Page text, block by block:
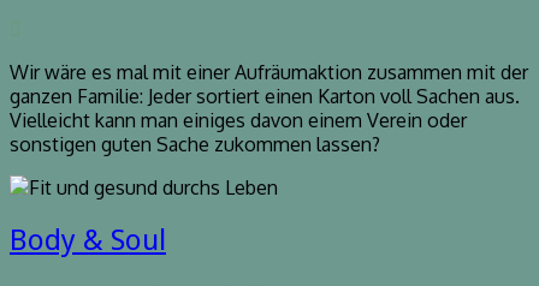
Wir wäre es mal mit einer Aufräumaktion zusammen mit der
ganzen Familie: Jeder sortiert einen Karton voll Sachen aus.
Vielleicht kann man einiges davon einem Verein oder
sonstigen guten Sache zukommen lassen?
Body
&
Body & Soul